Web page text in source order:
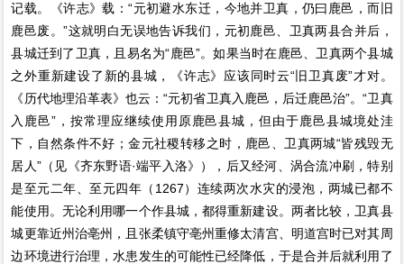
记载。《许志》载：“元初避水东迁，今地并卫真，仍曰鹿邑，而旧
鹿邑废。”这就明白无误地告诉我们，元初鹿邑、卫真两县合并后，
县城迁到了卫真，且易名为“鹿邑”。如果当时在鹿邑、卫真两个县城
之外重新建设了新的县城，《许志》应该同时云“旧卫真废”才对。
《历代地理沿革表》也云：“元初省卫真入鹿邑，后迁鹿邑治”。“卫真
入鹿邑”，按常理应继续使用原鹿邑县城，但由于鹿邑县城境处洼
下，自然条件不好；金元社稷转移之时，鹿邑、卫真两城“皆残毁无
居人”（见《齐东野语·端平入洛》），后又经河、涡合流冲刷，特别
是至元二年、至元四年（1267）连续两次水灾的浸泡，两城已都不
能使用。无论利用哪一个作县城，都得重新建设。两者比较，卫真县
城更靠近州治亳州，且张柔镇守亳州重修太清宫、明道宫时已对其周
边环境进行治理，水患发生的可能性已经降低，于是合并后就利用了